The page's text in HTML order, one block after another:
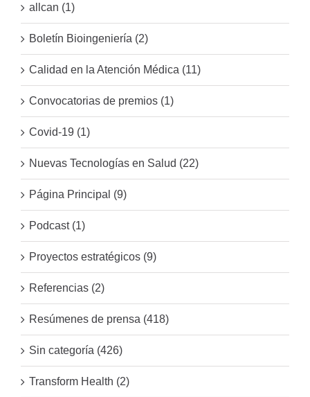
allcan (1)
Boletín Bioingeniería (2)
Calidad en la Atención Médica (11)
Convocatorias de premios (1)
Covid-19 (1)
Nuevas Tecnologías en Salud (22)
Página Principal (9)
Podcast (1)
Proyectos estratégicos (9)
Referencias (2)
Resúmenes de prensa (418)
Sin categoría (426)
Transform Health (2)